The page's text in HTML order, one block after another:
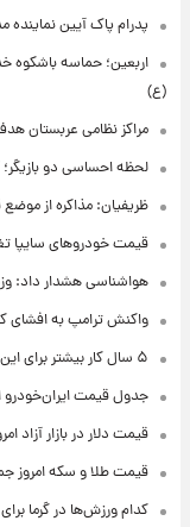
پدرام پاک آیین
اربعین؛ حماسه باشکوه
(ع)
مراکز نظامی عربستان
لحظه احساسی دو
ظریفیان: مذاکره از
قیمت خودروهای سایپا تغییر
هواشناسی هشدار داد: وزش
واکنش ترامپ به افشای
۵ سال کار بیشتر برای این گروه از متقاضیان بازنشستگی
جدول قیمت ایران‌خودرو امروز جمعه ۱۶
قیمت دلار در بازار آزاد امروز جمعه
قیمت طلا و سکه امروز جمعه ۱۶ مرداد
کدام ورزش‌ها در گرما